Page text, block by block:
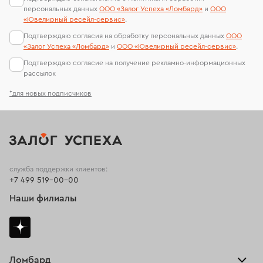
*для новых подписчиков
персональных данных ООО «Залог Успеха «Ломбард» и ООО
«Ювелирный ресейл-сервиc».
Подтверждаю согласия на обработку персональных данных ООО
«Залог Успеха «Ломбард» и ООО «Ювелирный ресейл-сервиc».
Подтверждаю согласие на получение рекламно-информационных
рассылок
Ломбард
служба поддержки клиентов:
+7 499 519-00-00
Наши филиалы